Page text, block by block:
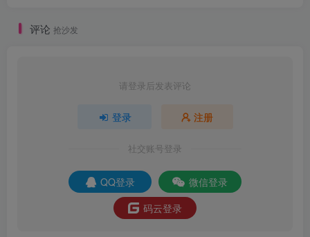
评论 抢沙发
请登录后发表评论
登录 注册
社交账号登录
QQ登录
微信登录
码云登录